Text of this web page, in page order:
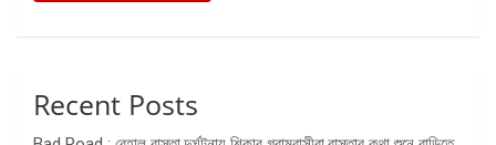
Recent Posts